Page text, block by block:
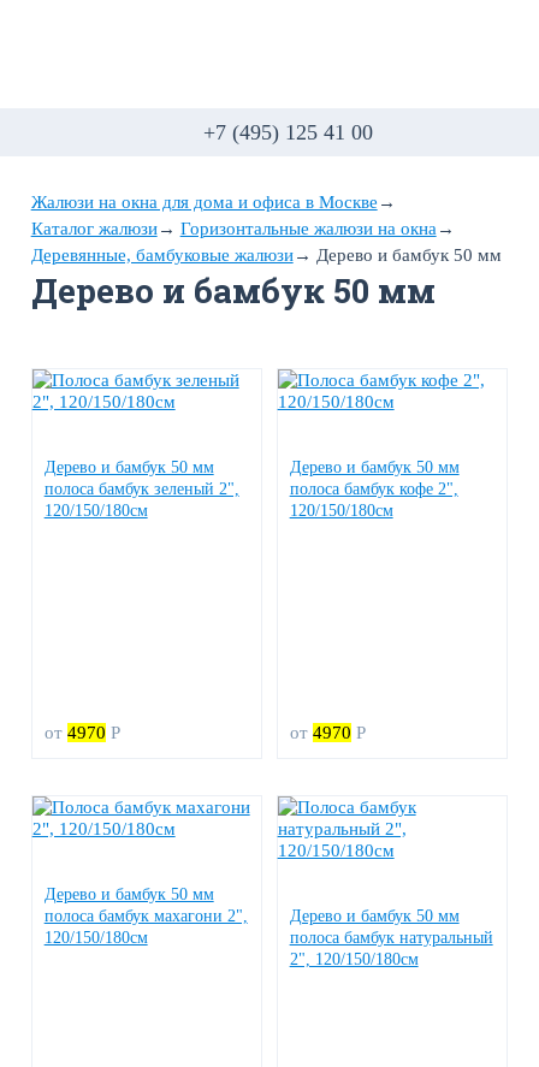
+7 (495) 125 41 00
Жалюзи на окна для дома и офиса в Москве →
Каталог жалюзи→ Горизонтальные жалюзи на окна →
Деревянные, бамбуковые жалюзи→ Дерево и бамбук 50 мм
Дерево и бамбук 50 мм
Дерево и бамбук 50 мм
полоса бамбук зеленый 2",
120/150/180см
от 4970 Р
Дерево и бамбук 50 мм
полоса бамбук кофе 2",
120/150/180см
от 4970 Р
Дерево и бамбук 50 мм
полоса бамбук махагони 2",
120/150/180см
Дерево и бамбук 50 мм
полоса бамбук натуральный
2", 120/150/180см